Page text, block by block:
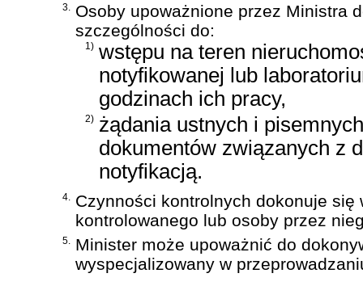
3.
Osoby upoważnione przez Ministra
szczególności do:
1) wstępu na teren
notyfikowanej lub
godzinach ich pracy,
2) żądania ustnych i
dokumentów związanych z
notyfikacją.
4. Czynności kontrolnych dokonuje się
kontrolowanego lub osoby przez
5. Minister może upoważnić do
wyspecjalizowany w